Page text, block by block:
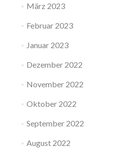
März 2023
Februar 2023
Januar 2023
Dezember 2022
November 2022
Oktober 2022
September 2022
August 2022